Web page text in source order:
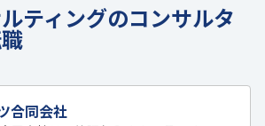
ティングのコンサルタ
合同会社